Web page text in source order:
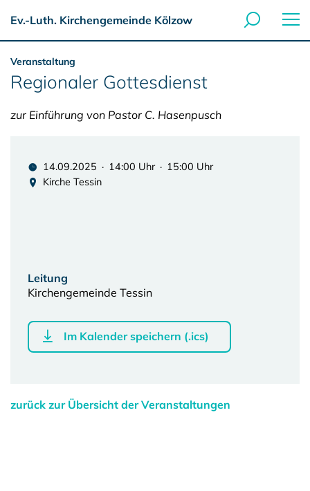
Ev.-Luth. Kirchengemeinde Kölzow
Veranstaltung
Regionaler Gottesdienst
zur Einführung von Pastor C. Hasenpusch
14.09.2025 · 14:00 Uhr · 15:00 Uhr
Kirche Tessin
Leitung
Kirchengemeinde Tessin
Im Kalender speichern (.ics)
zurück zur Übersicht der Veranstaltungen